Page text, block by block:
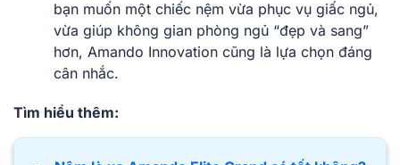
bạn muốn một chiếc nệm vừa phục vụ giấc ngủ,
vừa giúp không gian phòng ngủ “đẹp và sang”
hơn, Amando Innovation cũng là lựa chọn đáng
cân nhắc.
Tìm hiểu thêm: